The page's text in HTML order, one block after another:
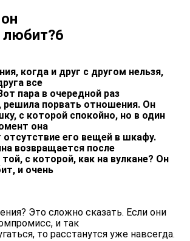
любит?6
когда и друг с другом нельзя,
все
пара в очередной раз
решила порвать отношения. Он
с которой спокойно, но в один
она
отсутствие его вещей в шкафу.
возвращается после
той, с которой, как на вулкане? Он
и очень
Это сложно сказать. Если они
и так
то расстанутся уже навсегда.